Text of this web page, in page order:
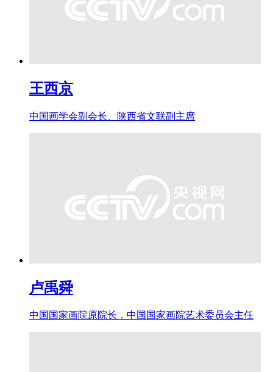
王西京
中国画学会副会长、陕西省文联副主席
卢禹舜
中国国家画院原院长，中国国家画院艺术委员会主任